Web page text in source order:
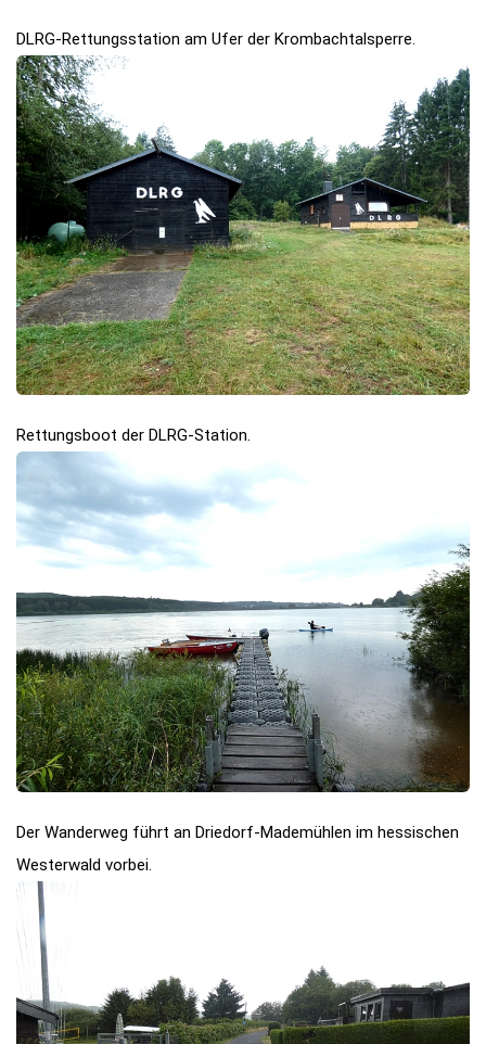
DLRG-Rettungsstation am Ufer der Krombachtalsperre.
Rettungsboot der DLRG-Station.
Der Wanderweg führt an Driedorf-Mademühlen im hessischen
Westerwald vorbei.